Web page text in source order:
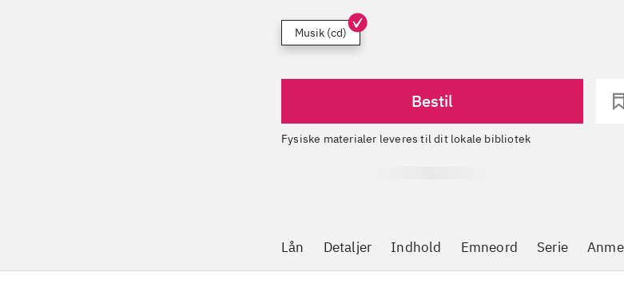
Musik (cd)
Bestil
Fysiske materialer leveres til dit lokale bibliotek
Lån Detaljer Indhold Emneord Serie